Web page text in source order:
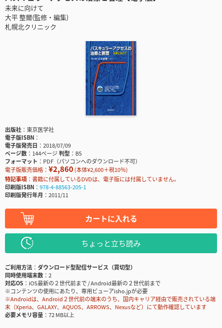
未来に向けて
大平 整爾(監修・編集)
札幌北クリニック
出版社
東京医学社
電子版ISBN
電子版発売日
2018/07/09
ページ数
144ページ判型
B5
フォーマット
PDF（パソコンへのダウンロード不可）
電子版販売価格： ¥2,860(本体¥2,600＋税10％)
特記事項
書籍に付属しているDVDは、電子版には付属していません。
印刷版ISBN
978-4-88563-205-1
印刷版発行年月
2011/11
カートに入れる
ちょっと立ち読み
ご利用方法
ダウンロード型配信サービス（買切型）
同時使用端末数
2
対応OS
iOS最新の２世代前まで / Android最新の２世代前まで
※コンテンツの使用にあたり、専用ビューアisho.jpが必要
※Androidは、Android２世代前の端末のうち、国内キャリア経由で販売されている端
末（Xperia、GALAXY、AQUOS、ARROWS、Nexusなど）にて動作確認しています
必要メモリ容量
72 MB以上